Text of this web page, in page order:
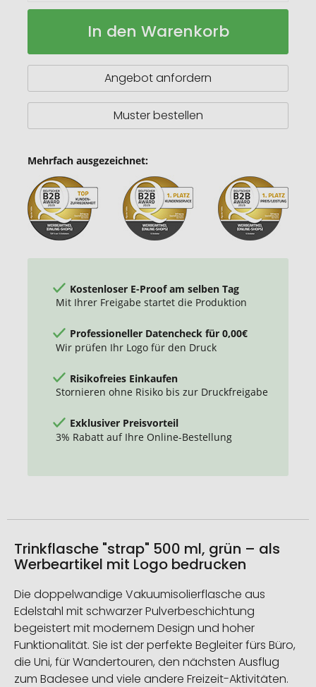
Trinkflasche
ml
Auf
In den Warenkorb
Angebot anfordern
Muster bestellen
Mehrfach ausgezeichnet:
Kostenloser E-Proof am selben Tag
Mit Ihrer Freigabe startet die Produktion
Professioneller Datencheck für 0,00€
Wir prüfen Ihr Logo für den Druck
Risikofreies Einkaufen
Stornieren ohne Risiko bis zur Druckfreigabe
Exklusiver Preisvorteil
3% Rabatt auf Ihre Online-Bestellung
Trinkflasche "strap" 500 ml, grün – als
Werbeartikel mit Logo bedrucken
Die doppelwandige Vakuumisolierflasche aus
Edelstahl mit schwarzer Pulverbeschichtung
begeistert mit modernem Design und hoher
Funktionalität. Sie ist der perfekte Begleiter fürs Büro,
die Uni, für Wandertouren, den nächsten Ausflug
zum Badesee und viele andere Freizeit-Aktivitäten.